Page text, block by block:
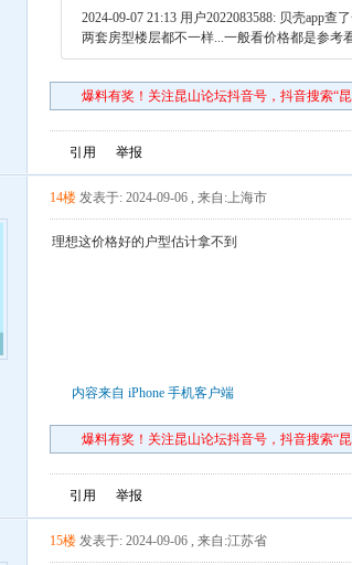
2024-09-07 21:13 用户2022083588: 贝壳app查
两套房型楼层都不一样...一般看价格都是参考
爆料有奖！关注昆山论坛抖音号，抖音搜索“
引用 举报
14楼 发表于: 2024-09-06 , 来自:上海市
理想这价格好的户型估计拿不到
内容来自 iPhone 手机客户端
爆料有奖！关注昆山论坛抖音号，抖音搜索“
引用 举报
15楼 发表于: 2024-09-06 , 来自:江苏省